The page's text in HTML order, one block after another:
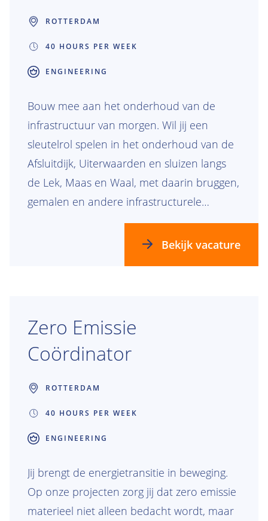
ROTTERDAM
40 HOURS PER WEEK
ENGINEERING
Bouw mee aan het onderhoud van de
infrastructuur van morgen. Wil jij een
sleutelrol spelen in het onderhoud van de
Afsluitdijk, Uiterwaarden en sluizen langs
de Lek, Maas en Waal, met daarin bruggen,
gemalen en andere infrastructurele
objecten met aandacht voor ecologie en
duurzaamheid? Als Maintenance Engineer
onderhoudsoplossingen te ontwikkelen en
bent de verbindende schakel tussen
uitvoering.
Bekijk vacature
Zero Emissie
Coördinator
ROTTERDAM
40 HOURS PER WEEK
ENGINEERING
Jij brengt de energietransitie in beweging.
Op onze projecten zorg jij dat zero emissie
materieel niet alleen bedacht wordt, maar